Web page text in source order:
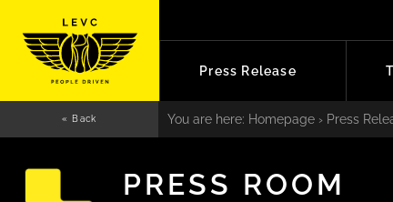
Press Release
« Back You are here: Homepage › Press
PRESS ROOM